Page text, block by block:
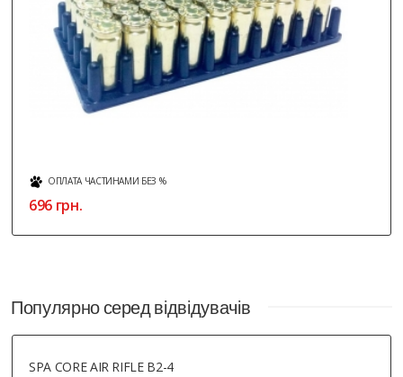
ОПЛАТА ЧАСТИНАМИ БЕЗ %
696 грн.
Популярно серед відвідувачів
SPA CORE AIR RIFLE B2-4